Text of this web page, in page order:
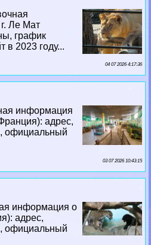
Ле Мат
график
в 2023 году...
04 07 2026 4:17:36
информация
адрес,
официальный
03 07 2026 10:43:15
информация о
адрес,
официальный